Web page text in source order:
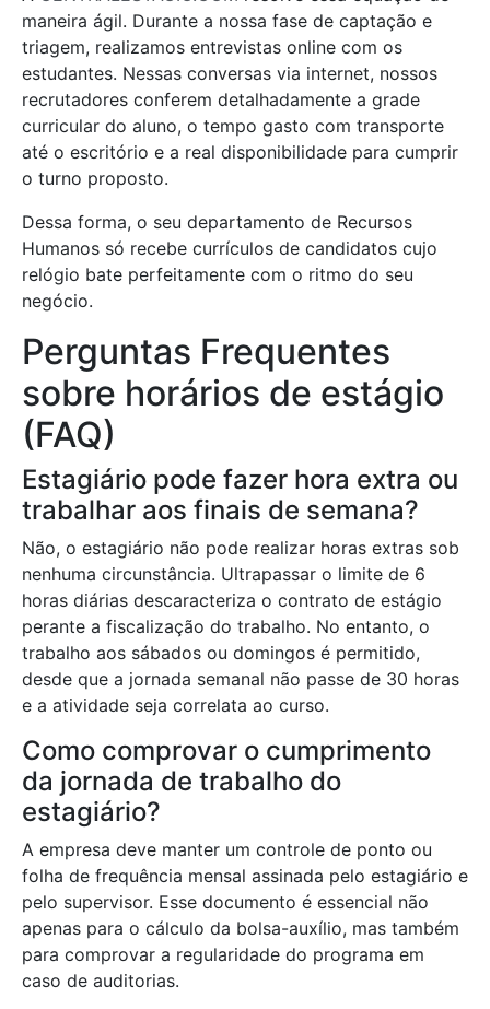
maneira ágil. Durante a nossa fase de captação e
triagem, realizamos entrevistas online com os
estudantes. Nessas conversas via internet, nossos
recrutadores conferem detalhadamente a grade
curricular do aluno, o tempo gasto com transporte
até o escritório e a real disponibilidade para cumprir
o turno proposto.
Dessa forma, o seu departamento de Recursos
Humanos só recebe currículos de candidatos cujo
relógio bate perfeitamente com o ritmo do seu
negócio.
Perguntas Frequentes
sobre horários de estágio
(FAQ)
Estagiário pode fazer hora extra ou
trabalhar aos finais de semana?
Não, o estagiário não pode realizar horas extras sob
nenhuma circunstância. Ultrapassar o limite de 6
horas diárias descaracteriza o contrato de estágio
perante a fiscalização do trabalho. No entanto, o
trabalho aos sábados ou domingos é permitido,
desde que a jornada semanal não passe de 30 horas
e a atividade seja correlata ao curso.
Como comprovar o cumprimento
da jornada de trabalho do
estagiário?
A empresa deve manter um controle de ponto ou
folha de frequência mensal assinada pelo estagiário e
pelo supervisor. Esse documento é essencial não
apenas para o cálculo da bolsa-auxílio, mas também
para comprovar a regularidade do programa em
caso de auditorias.